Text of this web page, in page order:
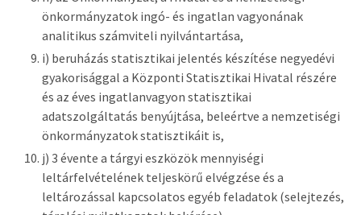
önkormányzatok ingó- és ingatlan vagyonának
analitikus számviteli nyilvántartása,
i) beruházás statisztikai jelentés készítése negyedévi
gyakorisággal a Központi Statisztikai Hivatal részére
és az éves ingatlanvagyon statisztikai
adatszolgáltatás benyújtása, beleértve a nemzetiségi
önkormányzatok statisztikáit is,
j) 3 évente a tárgyi eszközök mennyiségi
leltárfelvételének teljeskörű elvégzése és a
leltározással kapcsolatos egyéb feladatok (selejtezés,